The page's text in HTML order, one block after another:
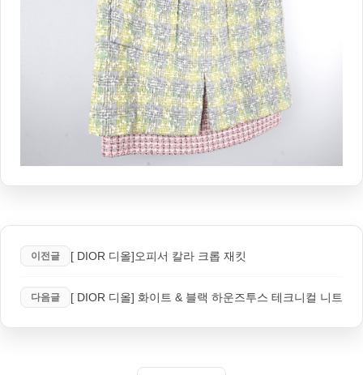
이전글 [ DIOR 디올]오피서 칼라 크롭 재킷
다음글 [ DIOR 디올] 화이트 & 블랙 하운즈투스 테크니컬 니트